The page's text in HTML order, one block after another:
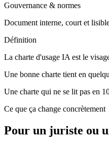
Gouvernance & normes
Document interne, court et
Définition
La charte d'usage IA est le
Une bonne charte tient en
Une charte qui ne se lit pas en
Ce que ça change concrètement
Pour un juriste ou